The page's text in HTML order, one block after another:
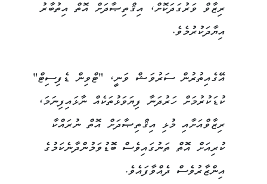
ރިޒާވް ވަރުގަދަކޮށް، އިޤްތިޞާދަށް އޮތް އިތުބާރު
އިޔާދަކުރުމެވެ.
އޭގެއިތުރުން ސަރުވަޝް ވަނީ، "ޓްވިން ޑެފިސިޓް"
ކުޑަކުރުމަށް ހަރުދަނާ ފިޔަވަޅުތަކެއް ނާޅައިފިނަމަ،
ރިޒާވްއަށާއި މުޅި އިޤްތިޞާދަށް އޮތް ނުރައްކާ
ކުރިއަށް އޮތް ތަނުގައިވެސް ބޮޑުވަމުންދާނެކަމުގެ
އިންޒާރުވެސް ދެއްވާފައެވެ.